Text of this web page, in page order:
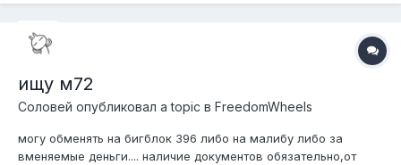
ищу м72
Соловей опубликовал a topic в FreedomWheels
могу обменять на бигблок 396 либо на малибу либо за
вменяемые деньги.... наличие документов обязательно,от